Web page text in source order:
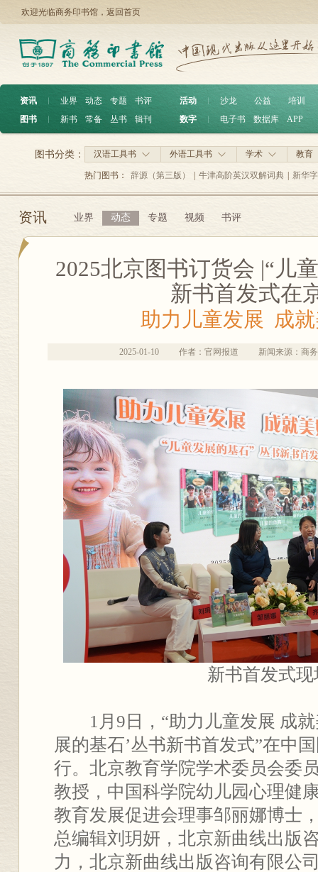
欢迎光临商务印书馆， 返回首页
资讯 ︱ 业界 动态 专题
书评
图书
︱ 新书 常备 丛书 辑刊
活动 沙龙 公益
培训
数字
电子书 数据库 APP
汉语工具书 外语工具书 学术 教育
图书分类：
热门图书： 辞源（第三版） 牛津高阶英汉双解词典 新华
资讯 业界 动态 专题 视频 书评
2025北京图书订货会 |“儿
新书首发式在
助力儿童发展 成
2025-01-10 作者：官网报道 新闻来源：商
新书首发式现
1月9日，“助力儿童发展 成
展的基石’丛书新书首发式”在中
行。北京教育学院学术委员会委
教授，中国科学院幼儿园心理健
教育发展促进会理事邹丽娜博士
总编辑刘玥妍，北京新曲线出版
力，北京新曲线出版咨询有限公